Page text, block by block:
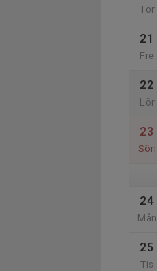
Tor
21
Fre
22
Lör
23
Sön
24
Mån
25
Tis